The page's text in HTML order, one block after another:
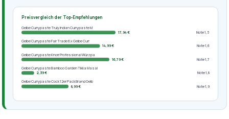
Preisvergleich der Top-Empfehlungen
Gelbe Currypaste Truly Indian Currypaste M
17,94 €
Note 1,5
Gelbe Currypaste Fair Trade 6 x Gelbe Curr
14,99 €
Note 1,6
Gelbe Currypaste Knorr Professional Würzpa
16,79 €
Note 1,7
Gelbe Currypaste Bamboo Garden Tikka Masal
2,39 €
Note 1,8
Gelbe Currypaste Cock 12er Pack Brand Gelb
8,99 €
Note 1,9